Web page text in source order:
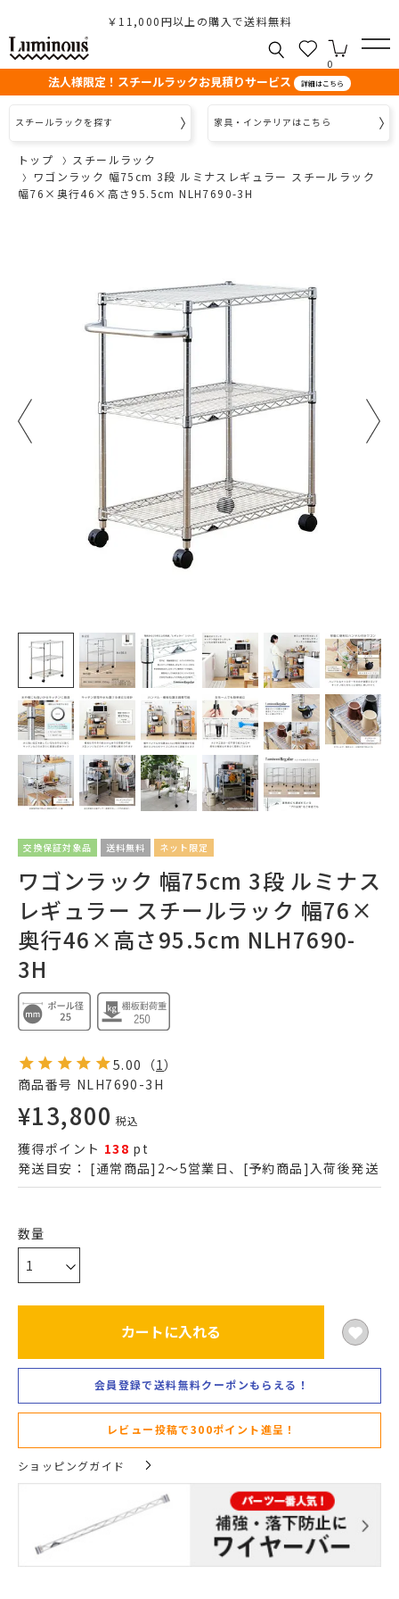
￥11,000円以上の購入で送料無料
0
法人様限定！スチールラックお見積りサービス 詳細はこちら
スチールラックを探す 家具・インテリアはこちら
トップ
スチールラック
ワゴンラック 幅75cm 3段 ルミナスレギュラー スチールラック
幅76×奥行46×高さ95.5cm NLH7690-3H
交換保証対象品 送料無料 ネット限定
ワゴンラック 幅75cm 3段 ルミナス
レギュラー スチールラック 幅76×
奥行46×高さ95.5cm NLH7690-
3H
5.00 （1）
商品番号 NLH7690-3H
¥13,800 税込
獲得ポイント 138 pt
発送目安： [通常商品]2～5営業日、[予約商品]入荷後発送
カートに入れる
会員登録で送料無料クーポンもらえる！
レビュー投稿で300ポイント進呈！
ショッピングガイド